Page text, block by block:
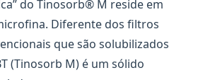
do Tinosorb® M reside em
Diferente dos filtros
que são solubilizados
(Tinosorb M) é um sólido